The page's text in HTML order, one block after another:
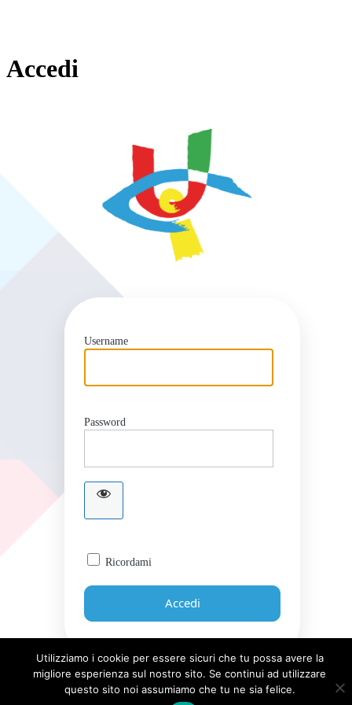
Accedi
Username
Password
Ricordami
Password dimenticata?
Utilizziamo i cookie per essere sicuri che tu possa avere la
migliore esperienza sul nostro sito. Se continui ad utilizzare
questo sito noi assumiamo che tu ne sia felice.